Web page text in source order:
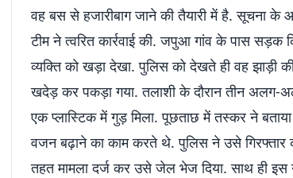
वह बस से हजारीबाग जाने की तैयारी में है. सूचना के
टीम ने त्वरित कार्रवाई की. जपुआ गांव के पास सड़क
व्यक्ति को खड़ा देखा. पुलिस को देखते ही वह झाड़ी
खदेड़ कर पकड़ा गया. तलाशी के दौरान तीन अलग-
एक प्लास्टिक में गुड़ मिला. पूछताछ में तस्कर ने
वजन बढ़ाने का काम करते थे. पुलिस ने उसे गिरफ्तार
तहत मामला दर्ज कर उसे जेल भेज दिया. साथ ही इस